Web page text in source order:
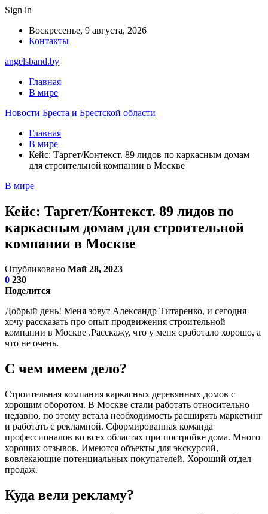
Sign in
Воскресенье, 9 августа, 2026
Контакты
angelsband.by
Главная
В мире
Новости Бреста и Брестской области
Главная
В мире
Кейс: Таргет/Контекст. 89 лидов по каркасным домам
для строительной компании в Москве
В мире
Кейс: Таргет/Контекст. 89 лидов по
каркасным домам для строительной
компании в Москве
Опубликовано Май 28, 2023
0 230
Поделится
Добрый день! Меня зовут Александр Титаренко, и сегодня
хочу рассказать про опыт продвижения строительной
компании в Москве .Расскажу, что у меня сработало хорошо, а
что не очень.
С чем имеем дело?
Строительная компания каркасных деревянных домов с
хорошим оборотом. В Москве стали работать относительно
недавно, по этому встала необходимость расширять маркетинг
и работать с рекламной. Сформированная команда
профессионалов во всех областях при постройке дома. Много
хороших отзывов. Имеются объекты для экскурсий,
вовлекающие потенциальных покупателей. Хороший отдел
продаж.
Куда вели рекламу?